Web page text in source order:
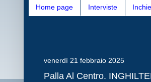
Home page Interviste
venerdì 21 febbraio 2025
Palla Al Centro.